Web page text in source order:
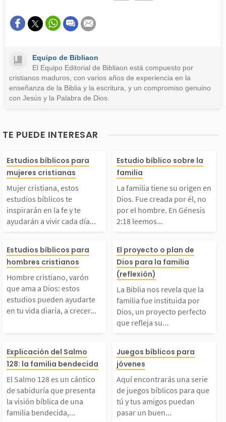
Este contenido contiene información incorrecta
Otro
Equipo de Bibliaon
El Equipo Editorial de Bibliaon está compuesto por
cristianos maduros, con varios años de experiencia en la
enseñanza de la Biblia y la escritura, y un compromiso genuino
con Jesús y la Palabra de Dios.
TE PUEDE INTERESAR
cristiana, estos
bíblicos te in
en la fe y te
a vivir cada
más firme en el Se
Llena tu corazón
la Palabra y...
Estudios bíblicos para
mujeres cristianas
Mujer cristiana, estos
estudios bíblicos te
inspirarán en la fe y te
ayudarán a vivir cada día...
La familia
gen en Dios.
da por él, no
8 leemos que
o que no es
el hombre esté
ue...
Estudio bíblico sobre la
familia
La familia tiene su origen en
Dios. Fue creada por él, no
por el hombre. En Génesis
2:18 leemos...
cristiano, var
que ama a Dios: es
estudios pueden ay
en tu vida diari
a crecer y llegar a s
el hombre que Dios
que seas. Vive c
Estudios bíblicos para
hombres cristianos
Hombre cristiano, varón
que ama a Dios: estos
estudios pueden ayudarte
en tu vida diaria, a crecer...
La Biblia nos
ue la familia
uida por Dios,
yecto perfecto
eja su amor
ros. Cuando
al hombre, se
El proyecto o plan de
Dios para la familia
(reflexión)
La Biblia nos revela que la
familia fue instituida por
Dios, un proyecto perfecto
que refleja su...
Salmo 128 es un cá
de sabiduría que
la visión bíbl
Explicación del Salmo
128: la familia bendecida
El Salmo 128 es un cántico
de sabiduría que presenta
la visión bíblica de una
familia bendecida,...
Aquí
serie de
s para que tú y
Juegos bíblicos para
jóvenes
Aquí encontrarás una serie
de juegos bíblicos para que
tú y tus amigos puedan
pasar un buen...